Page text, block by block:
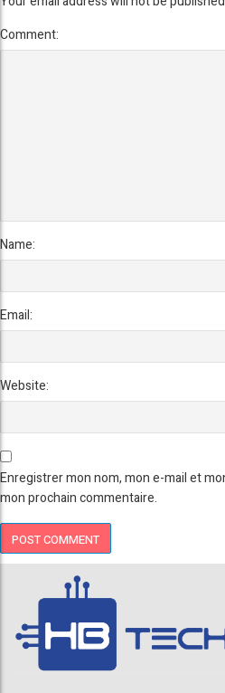
Comment:
Name:
Email:
Website:
Enregistrer mon nom, mon e-mail et
mon prochain commentaire.